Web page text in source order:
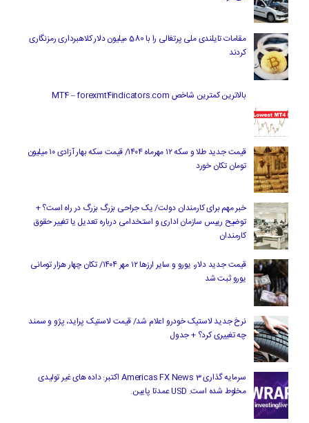
مقامات تایلندی ملی پرتغالی را با 580 میلیون دلار کلاهبرداری رمزنگاری
کردند
بالاترین کمترین شاخص MT4 – forexmt4indicators.com
قیمت جدید طلا و سکه ۱۲ مهرماه ۱۴۰۴/ قیمت سکه بهار آزادی ۱۰ میلیون
تومان تکان خورد
خبر مهم برای کارمندان دولت/ یک جراحی بزرگ بزرگ در راه است؟ +
توضیح رییس سازمان اداری و استخدامی درباره تعدیل یا تغییر حقوق
کارمندان
قیمت جدید دلار، یورو و سایر ارزها ۱۲ مهر ۱۴۰۴/ تکان چهار هزار تومانی
یورو ثبت شد
نرخ جدید لاستیک خودرو اعلام شد/ قیمت لاستیک پراید، پژو و سمند
چه تغییری کرد؟ + جدول
سرمایه گذاری Americas FX News 3 اکتبر: داده های غیر تولیدی
مخلوط شده است. USD عمدتا پایین.